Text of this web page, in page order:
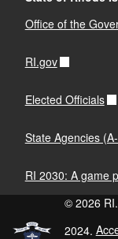
Office of the
RI.gov
Elected Officials
State Agencies
RI 2030: A game
© 2026
2024.